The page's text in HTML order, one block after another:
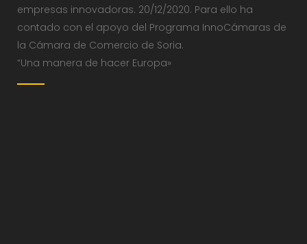
empresas innovadoras. 20/12/2020. Para ello ha
contado con el apoyo del Programa InnoCámaras de
la Cámara de Comercio de Soria.
“Una manera de hacer Europa»